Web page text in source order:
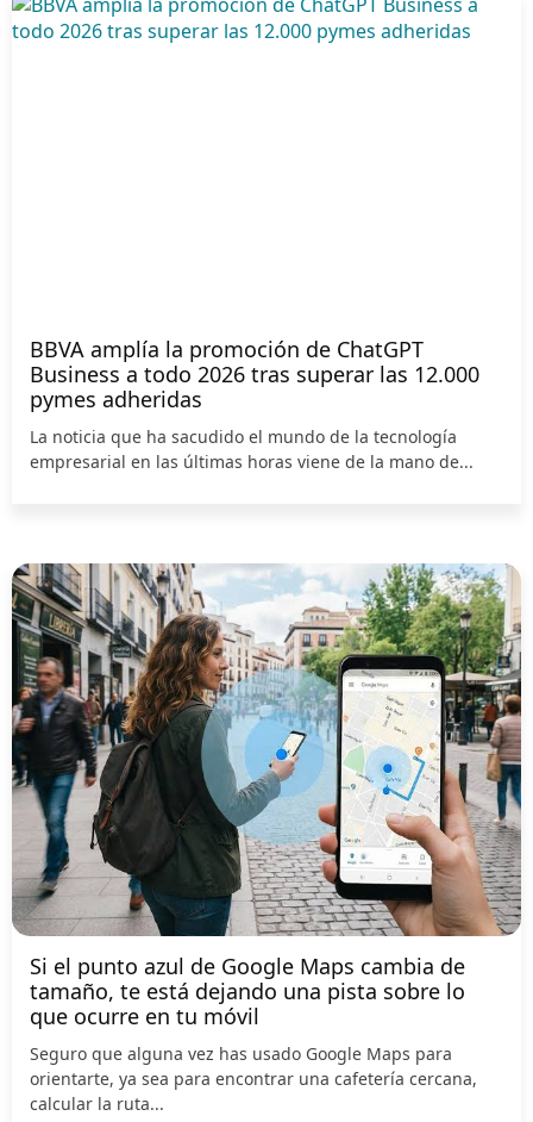
BBVA amplía la promoción de ChatGPT
Business a todo 2026 tras superar las 12.000
pymes adheridas
La noticia que ha sacudido el mundo de la tecnología
empresarial en las últimas horas viene de la mano de...
Si el punto azul de Google Maps cambia de
tamaño, te está dejando una pista sobre lo
que ocurre en tu móvil
Seguro que alguna vez has usado Google Maps para
orientarte, ya sea para encontrar una cafetería cercana,
calcular la ruta...